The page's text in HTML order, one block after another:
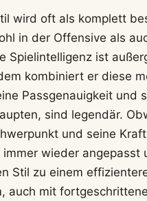
wird oft als komplett
in der Offensive als
Spielintelligenz ist
kombiniert er diese
Passgenauigkeit und
sind legendär.
und seine
wieder
Stil zu einem
auch mit